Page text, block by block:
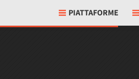
PIATTAFORME